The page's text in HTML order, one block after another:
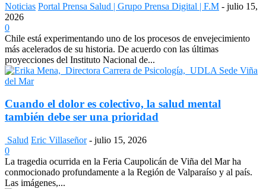
Noticias Portal Prensa Salud | Grupo Prensa Digital | F.M - julio 15,
2026
0
Chile está experimentando uno de los procesos de envejecimiento
más acelerados de su historia. De acuerdo con las últimas
proyecciones del Instituto Nacional de...
Cuando el dolor es colectivo, la salud mental
también debe ser una prioridad
Salud Eric Villaseñor - julio 15, 2026
0
La tragedia ocurrida en la Feria Caupolicán de Viña del Mar ha
conmocionado profundamente a la Región de Valparaíso y al país.
Las imágenes,...